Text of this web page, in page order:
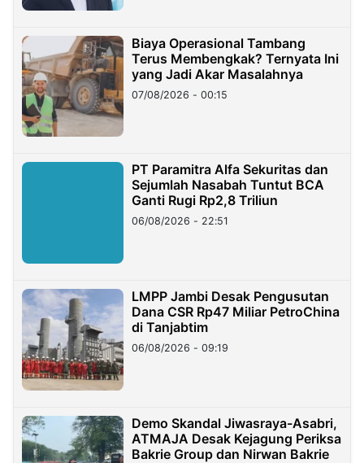
Biaya Operasional Tambang
Terus Membengkak? Ternyata Ini
yang Jadi Akar Masalahnya
07/08/2026 - 00:15
PT Paramitra Alfa Sekuritas dan
Sejumlah Nasabah Tuntut BCA
Ganti Rugi Rp2,8 Triliun
06/08/2026 - 22:51
LMPP Jambi Desak Pengusutan
Dana CSR Rp47 Miliar PetroChina
di Tanjabtim
06/08/2026 - 09:19
Demo Skandal Jiwasraya-Asabri,
ATMAJA Desak Kejagung Periksa
Bakrie Group dan Nirwan Bakrie